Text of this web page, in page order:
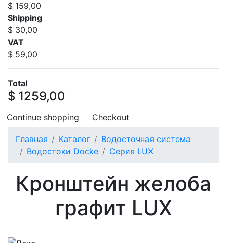
$ 159,00
Shipping
$ 30,00
VAT
$ 59,00
Total
$ 1259,00
Continue shopping Checkout
Главная Каталог
Водосточная система
Водостоки Docke
Серия LUX
Кронштейн желоба
графит LUX